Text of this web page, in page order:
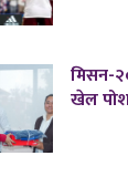
मिसन-
खेल